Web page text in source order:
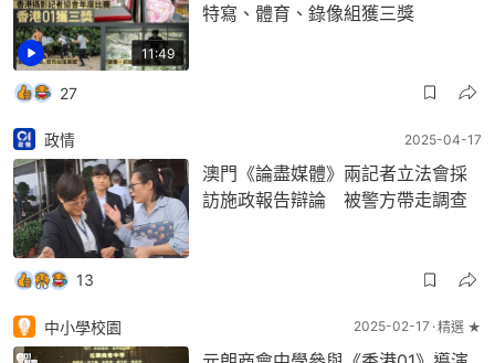
11:49
特寫、體育、錄像組獲三獎
27
政情 2025-04-17
澳門《論盡媒體》兩記者立法會採
訪施政報告辯論 被警方帶走調查
13
中小學校園 2025-02-17 精選 ★